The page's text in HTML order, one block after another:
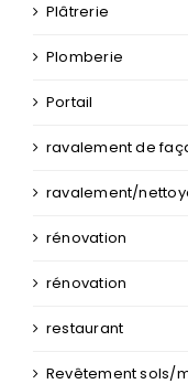
Plâtrerie
Plomberie
Portail
ravalement de
ravalement/
rénovation
rénovation
restaurant
Revêtement sols/